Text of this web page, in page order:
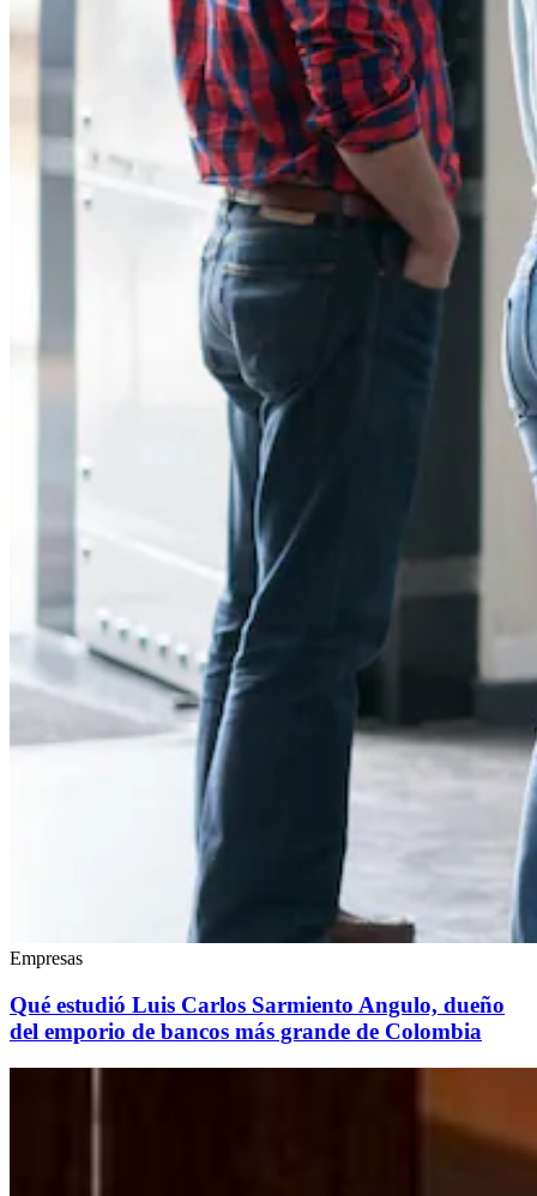
Empresas
Qué estudió Luis Carlos Sarmiento Angulo, dueño
del emporio de bancos más grande de Colombia